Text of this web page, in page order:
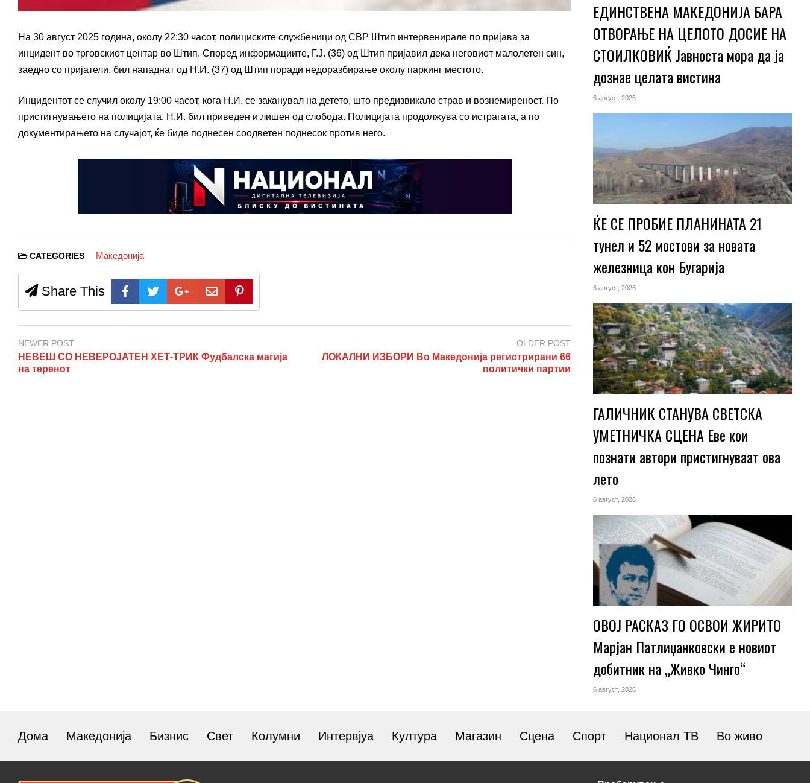
На 30 август 2025 година, околу 22:30 часот, полициските службеници од СВР Штип интервенирале по пријава за
инцидент во трговскиот центар во Штип. Според информациите, Г.Ј. (36) од Штип пријавил дека неговиот малолетен син,
заедно со пријатели, бил нападнат од Н.И. (37) од Штип поради недоразбирање околу паркинг местото.
Инцидентот се случил околу 19:00 часот, кога Н.И. се заканувал на детето, што предизвикало страв и вознемиреност. По
пристигнувањето на полицијата, Н.И. бил приведен и лишен од слобода. Полицијата продолжува со истрагата, а по
документирањето на случајот, ќе биде поднесен соодветен поднесок против него.
CATEGORIES Македонија
Share This
NEWER POST
НЕВЕШ СО НЕВЕРОЈАТЕН ХЕТ-ТРИК Фудбалска магија
на теренот
OLDER POST
ЛОКАЛНИ ИЗБОРИ Во Македонија регистрирани 66
политички партии
ЕДИНСТВЕНА МАКЕДОНИЈА БАРА
ОТВОРАЊЕ НА ЦЕЛОТО ДОСИЕ НА
СТОИЛКОВИЌ Јавноста мора да ја
дознае целата вистина
6 август, 2026
ЌЕ СЕ ПРОБИЕ ПЛАНИНАТА 21
тунел и 52 мостови за новата
железница кон Бугарија
6 август, 2026
ГАЛИЧНИК СТАНУВА СВЕТСКА
УМЕТНИЧКА СЦЕНА Еве кои
познати автори пристигнуваат ова
лето
6 август, 2026
ОВОЈ РАСКАЗ ГО ОСВОИ ЖИРИТО
Марјан Патлиџанковски е новиот
добитник на „Живко Чинго“
6 август, 2026
Дома Македонија Бизнис Свет Колумни Интервјуа Култура Магазин Сцена Спорт Национал ТВ Во живо